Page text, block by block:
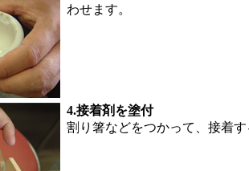
わせます。
4.接着剤を塗付
割り箸などをつかって、接着